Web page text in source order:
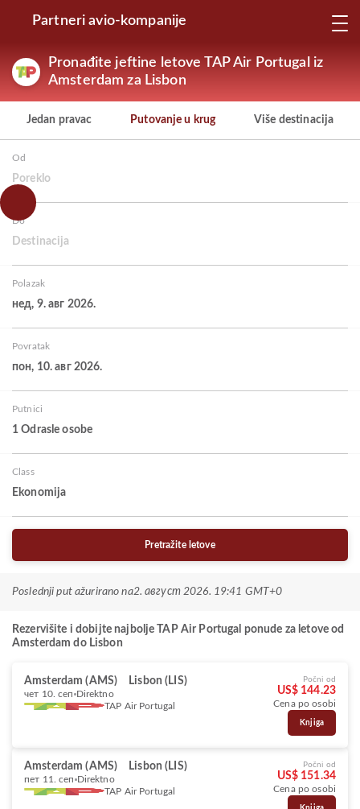
Partneri avio-kompanije
Pronađite jeftine letove TAP Air Portugal iz
Amsterdam za Lisbon
Jedan pravac Putovanje u krug Više destinacija
Od
Poreklo
Do
Destinacija
Polazak
нед, 9. авг 2026.
Povratak
пон, 10. авг 2026.
Putnici
1 Odrasle osobe
Class
Ekonomija
Pretražite letove
Poslednji put ažurirano na2. август 2026. 19:41 GMT+0
Rezervišite i dobijte najbolje TAP Air Portugal ponude za letove od
Amsterdam do Lisbon
Amsterdam (AMS) Lisbon (LIS)
чет 10. сеп Direktno
TAP Air Portugal
Počni od
US$ 144.23
Cena po osobi
Knjiga
Amsterdam (AMS) Lisbon (LIS)
пет 11. сеп Direktno
TAP Air Portugal
Počni od
US$ 151.34
Cena po osobi